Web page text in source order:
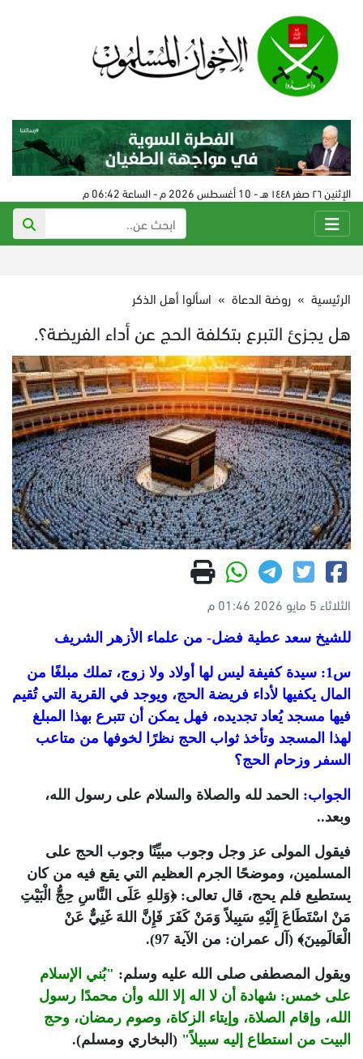
الإثنين ٢٦ صفر ١٤٤٨ هـ - 10 أغسطس 2026 م - الساعة 06:42 م
الرئيسية » روضة الدعاة » اسألوا أهل الذكر
هل يجزئ التبرع بتكلفة الحج عن أداء الفريضة؟.
الثلاثاء 5 مايو 2026 01:46 م
للشيخ سعد عطية فضل- من علماء الأزهر الشريف
س1: سيدة كفيفة ليس لها أولاد ولا زوج، تملك مبلغًا من
المال يكفيها لأداء فريضة الحج، ويوجد في القرية التي تُقيم
فيها مسجد يُعاد تجديده، فهل يمكن أن تتبرع بهذا المبلغ
لهذا المسجد وتأخذ ثواب الحج نظرًا لخوفها من متاعب
السفر وزحام الحج؟
الجواب: الحمد لله والصلاة والسلام على رسول الله،
وبعد..
فيقول المولى عز وجل وجوب مبيِّنًا وجوب الحج على
المسلمين، وموضحًا الجرم العظيم التي يقع فيه من كان
يستطيع فلم يحج، قال تعالى:﴿وَللهِ عَلَى النَّاسِ حِجُّ الْبَيْتِ
مَنْ اسْتَطَاعَ إِلَيْهِ سَبِيلاً وَمَنْ كَفَرَ فَإِنَّ اللهَ غَنِيٌّ عَنْ
الْعَالَمِينَ﴾ (آل عمران: من الآية 97).
ويقول المصطفى صلى الله عليه وسلم: "بُني الإسلام
على خمس: شهادة أن لا اله إلا الله وأن محمدًا رسول
الله، وإقام الصلاة، وإيتاء الزكاة، وصوم رمضان، وحج
البيت من استطاع إليه سبيلاً" (البخاري ومسلم).